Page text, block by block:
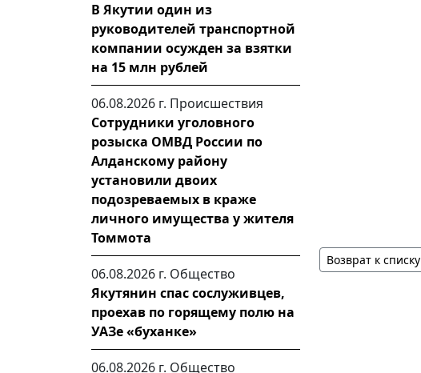
В Якутии один из
руководителей транспортной
компании осужден за взятки
на 15 млн рублей
06.08.2026 г. Происшествия
Сотрудники уголовного
розыска ОМВД России по
Алданскому району
установили двоих
подозреваемых в краже
личного имущества у жителя
Томмота
06.08.2026 г. Общество
Якутянин спас сослуживцев,
проехав по горящему полю на
УАЗе «буханке»
06.08.2026 г. Общество
Возврат к списку